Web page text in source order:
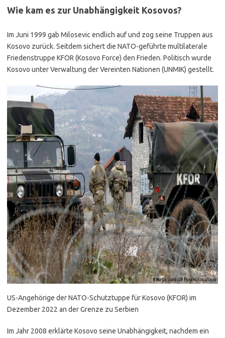
Wie kam es zur Unabhängigkeit Kosovos?
Im Juni 1999 gab Milosevic endlich auf und zog seine Truppen aus
Kosovo zurück. Seitdem sichert die NATO-geführte multilaterale
Friedenstruppe KFOR (Kosovo Force) den Frieden. Politisch wurde
Kosovo unter Verwaltung der Vereinten Nationen (UNMIK) gestellt.
US-Angehörige der NATO-Schutztuppe für Kosovo (KFOR) im
Dezember 2022 an der Grenze zu Serbien
Im Jahr 2008 erklärte Kosovo seine Unabhängigkeit, nachdem ein